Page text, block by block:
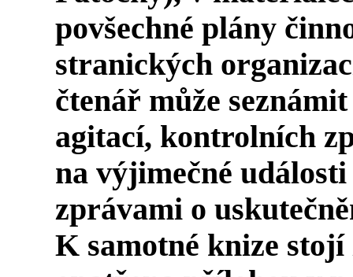
povšechné plány
stranických
čtenář může
agitací, kontrolních
na výjimečné
zprávami o
K samotné knize stojí